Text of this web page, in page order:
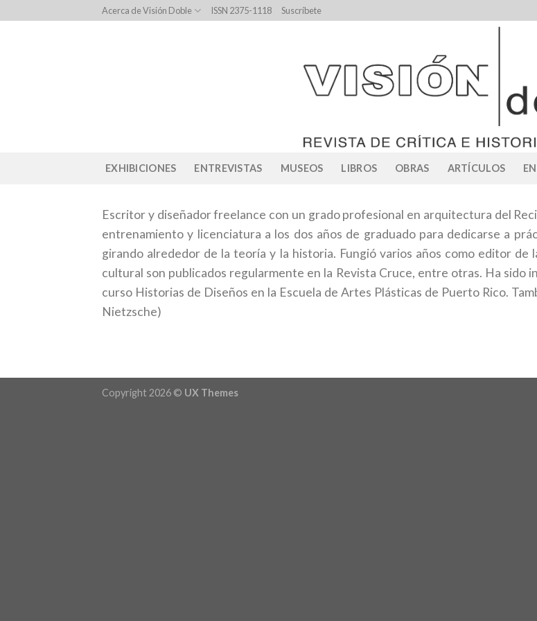
to
Acerca de Visión Doble ISSN 2375-1118 Suscríbete
EXHIBICIONES ENTREVISTAS MUSEOS LIBROS OBRAS ARTÍCULOS
Escritor y diseñador freelance con un grado profesional en arquitectura del
entrenamiento y licenciatura a los dos años de graduado para dedicarse a
girando alrededor de la teoría y la historia. Fungió varios años como editor
cultural son publicados regularmente en la Revista Cruce, entre otras. Ha sido
curso Historias de Diseños en la Escuela de Artes Plásticas de Puerto Rico.
Nietzsche)
Copyright 2026 © UX Themes